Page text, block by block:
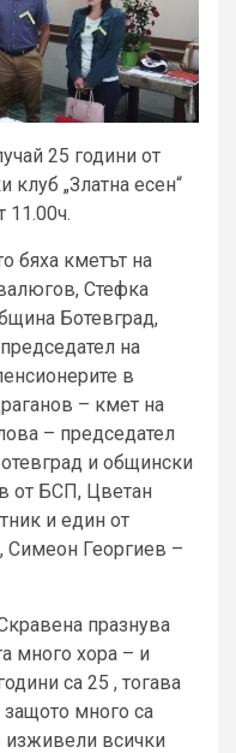
25 години от
клуб „Златна есен“
11.00ч.
бяха кметът на
Стефка
Ботевград,
на
в
– кмет на
– председател
и общински
от БСП, Цветан
и един от
Симеон Георгиев –
празнува
много хора – и
са 25 , тогава
защото много са
изживели всички